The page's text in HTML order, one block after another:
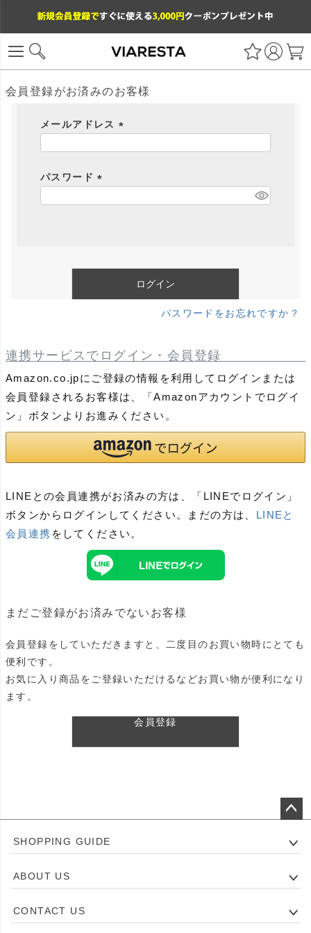
会員登録がお済みのお客様
メールアドレス
パスワード
ログイン
パスワードをお忘れですか？
連携サービスでログイン・会員登録
Amazon.co.jpにご登録の情報を利用してログインまたは
会員登録されるお客様は、「Amazonアカウントでログイ
ン」ボタンよりお進みください。
LINEとの会員連携がお済みの方は、「LINEでログイン」
ボタンからログインしてください。まだの方は、 LINEと
会員連携 をしてください。
まだご登録がお済みでないお客様
会員登録をしていただきますと、二度目のお買い物時にとても
便利です。
お気に入り商品をご登録いただけるなどお買い物が便利になり
ます。
会員登録
ジト
へ
SHOPPING GUIDE
ABOUT US
CONTACT US